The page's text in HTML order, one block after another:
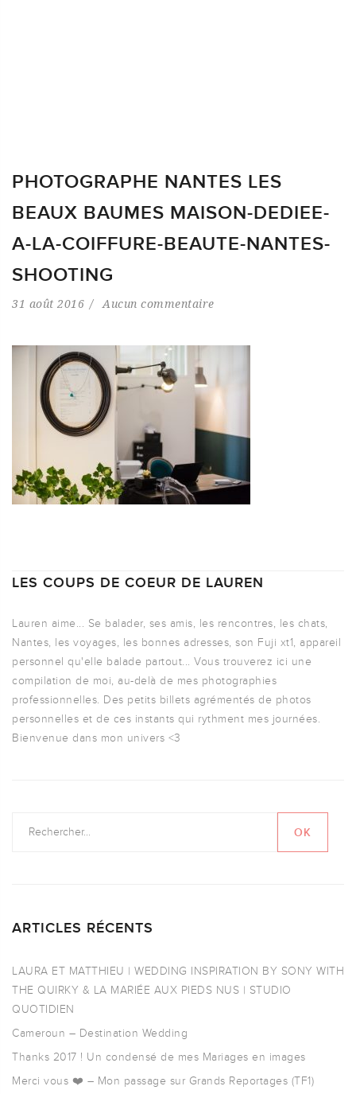
PHOTOGRAPHE NANTES LES
BEAUX BAUMES MAISON-DEDIEE-
A-LA-COIFFURE-BEAUTE-NANTES-
SHOOTING
31 août 2016 Aucun commentaire
LES COUPS DE COEUR DE LAUREN
Lauren aime... Se balader, ses amis, les rencontres, les chats,
Nantes, les voyages, les bonnes adresses, son Fuji xt1, appareil
personnel qu'elle balade partout... Vous trouverez ici une
compilation de moi, au-delà de mes photographies
professionnelles. Des petits billets agrémentés de photos
personnelles et de ces instants qui rythment mes journées.
Bienvenue dans mon univers <3
ARTICLES RÉCENTS
LAURA ET MATTHIEU | WEDDING INSPIRATION BY SONY WITH
THE QUIRKY & LA MARIÉE AUX PIEDS NUS | STUDIO
QUOTIDIEN
Cameroun – Destination Wedding
Thanks 2017 ! Un condensé de mes Mariages en images
Merci vous ❤️ – Mon passage sur Grands Reportages (TF1)